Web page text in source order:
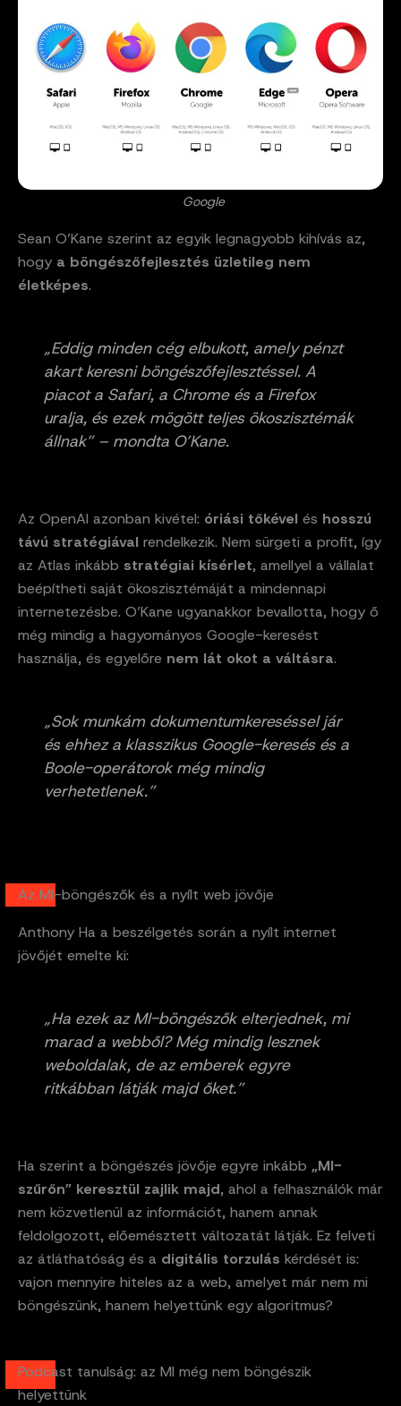
Google
Sean O’Kane szerint az egyik legnagyobb kihívás az,
hogy a böngészőfejlesztés üzletileg nem
életképes.
„Eddig minden cég elbukott, amely pénzt
akart keresni böngészőfejlesztéssel. A
piacot a Safari, a Chrome és a Firefox
uralja, és ezek mögött teljes ökoszisztémák
állnak” – mondta O’Kane.
Az OpenAI azonban kivétel: óriási tőkével és hosszú
távú stratégiával rendelkezik. Nem sürgeti a profit, így
az Atlas inkább stratégiai kísérlet, amellyel a vállalat
beépítheti saját ökoszisztémáját a mindennapi
internetezésbe. O’Kane ugyanakkor bevallotta, hogy ő
még mindig a hagyományos Google-keresést
használja, és egyelőre nem lát okot a váltásra.
„Sok munkám dokumentumkereséssel jár
és ehhez a klasszikus Google-keresés és a
Boole-operátorok még mindig
verhetetlenek.”
Az MI-böngészők és a nyílt web jövője
Anthony Ha a beszélgetés során a nyílt internet
jövőjét emelte ki:
„Ha ezek az MI-böngészők elterjednek, mi
marad a webből? Még mindig lesznek
weboldalak, de az emberek egyre
ritkábban látják majd őket.”
Ha szerint a böngészés jövője egyre inkább „MI-
szűrőn” keresztül zajlik majd, ahol a felhasználók már
nem közvetlenül az információt, hanem annak
feldolgozott, előemésztett változatát látják. Ez felveti
az átláthatóság és a digitális torzulás kérdését is:
vajon mennyire hiteles az a web, amelyet már nem mi
böngészünk, hanem helyettünk egy algoritmus?
Podcast tanulság: az MI még nem böngészik
helyettünk